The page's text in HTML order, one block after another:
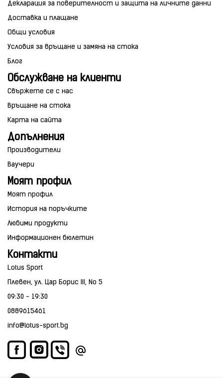
Декларация за поверителност и защита на личните данни
Доставка и плащане
Общи условия
Условия за връщане и замяна на стока
Блог
Обслужване на клиенти
Свържете се с нас
Връщане на стока
Карта на сайта
Допълнения
Производители
Ваучери
Моят профил
Моят профил
История на поръчките
Любими продукти
Информационен бюлетин
Контакти
Lotus Sport
Плевен, ул. Цар Борис III, No 5
09:30 - 19:30
0889615461
info@lotus-sport.bg